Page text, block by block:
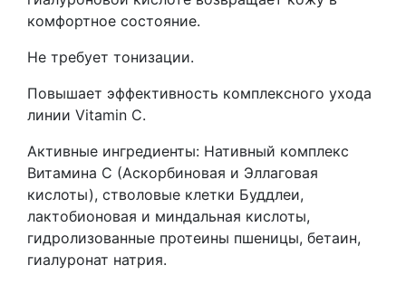
комфортное состояние.
Не требует тонизации.
Повышает эффективность комплексного ухода
линии Vitamin C.
Активные ингредиенты: Нативный комплекс
Витамина С (Аскорбиновая и Эллаговая
кислоты), стволовые клетки Буддлеи,
лактобионовая и миндальная кислоты,
гидролизованные протеины пшеницы, бетаин,
гиалуронат натрия.